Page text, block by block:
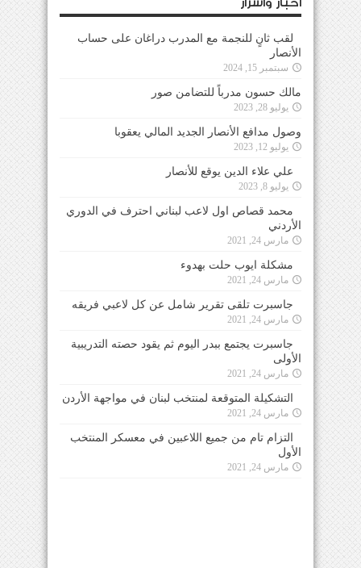
لقب ثانٍ للنجمة مع المدرب دراغان على حساب
الأنصار
سبتمبر 15, 2024
مالك حسون مدرباً للتضامن صور
يوليو 28, 2023
وصول مدافع الأنصار الجديد المالي يعقوبا
يوليو 12, 2023
علي علاء الدين يوقع للأنصار
يوليو 8, 2023
محمد قصاص اول لاعب لبناني احترف في الدوري
الأردني
مارس 24, 2021
مشكلة ايوب حلت بهدوء
مارس 24, 2021
جاسبرت تلقى تقرير شامل عن كل لاعبي فريقه
مارس 24, 2021
جاسبرت يجتمع ببدر اليوم ثم يقود حصته التدريبية
الأولى
مارس 24, 2021
التشكيلة المتوقعة لمنتخب لبنان في مواجهة الأردن
مارس 24, 2021
التزام تام من جميع اللاعبين في معسكر المنتخب
الأول
مارس 24, 2021